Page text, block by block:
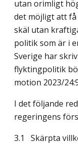
utan orimligt
det möjligt att
skäl utan
politik som är i
Sverige har
flyktingpolitik
motion 2023/
I det följande
regeringens
3.1 Skärpta